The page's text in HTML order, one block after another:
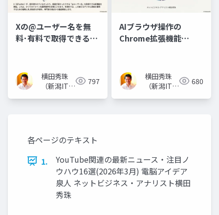
Xの@ユーザー名を無
料･有料で取得できる
横田秀珠
（新潟ITコ
797
AIブラウザ操作の
Chrome拡張機能
横田秀珠
（新潟ITコ
680
各ページのテキスト
1.
YouTube関連の最新ニュース・注目ノ
ウハウ16選(2026年3月) 電脳アイデア
泉人 ネットビジネス・アナリスト横田
秀珠